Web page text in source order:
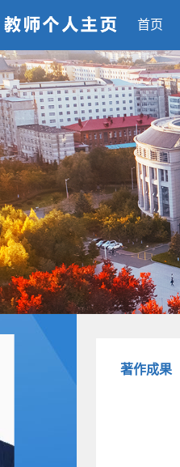
首页
著作成果